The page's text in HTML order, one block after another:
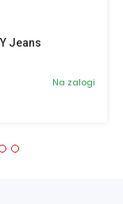
Jeans
Na zalogi